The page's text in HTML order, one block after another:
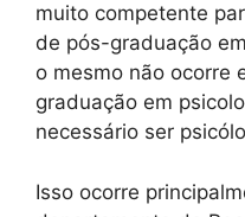
muito competente
de pós-graduação
o mesmo não ocorre
graduação em
necessário ser
Isso ocorre